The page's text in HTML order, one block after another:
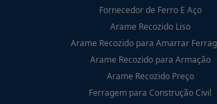
Fornecedor de Ferro E Aço
Arame Recozido Liso
Arame Recozido para Amarrar
Arame Recozido para Armação
Arame Recozido Preço
Ferragem para Construção Civil